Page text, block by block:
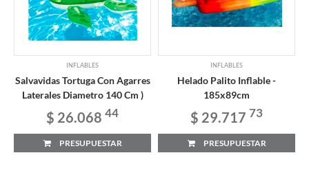
INFLABLES
Salvavidas Tortuga Con Agarres
Laterales Diametro 140 Cm )
$ 26.068 44
PRESUPUESTAR
INFLABLES
Helado Palito Inflable -
185x89cm
$ 29.717 73
PRESUPUESTAR